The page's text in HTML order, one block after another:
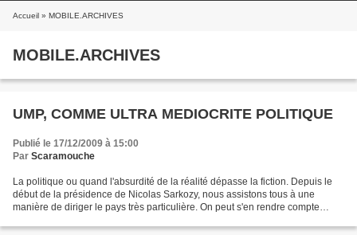
Accueil » MOBILE.ARCHIVES
MOBILE.ARCHIVES
UMP, COMME ULTRA MEDIOCRITE POLITIQUE
Publié le 17/12/2009 à 15:00
Par Scaramouche
La politique ou quand l'absurdité de la réalité dépasse la fiction. Depuis le
début de la présidence de Nicolas Sarkozy, nous assistons tous à une
manière de diriger le pays très particulière. On peut s'en rendre compte